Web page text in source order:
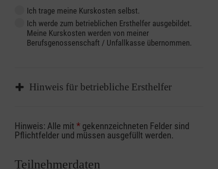
Ich trage meine Kurskosten selbst.
Ich werde zum betrieblichen Ersthelfer ausgebildet.
Meine Kurskosten werden von meiner
Berufsgenossenschaft / Unfallkasse übernommen.
Hinweis für betriebliche Ersthelfer
Sofern Sie ein Kostenübernahmeverfahren
Ihrer Berufsgenossenschaft / Unfallkasse
Abrechnungsunterlagen spätestens zu
Hinweis: Alle mit * gekennzeichneten Felder sind
Pflichtfelder und müssen ausgefüllt werden.
Teilnehmerdaten